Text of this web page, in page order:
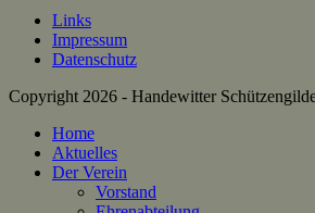
Links
Impressum
Datenschutz
Copyright 2026 - Handewitter
Home
Aktuelles
Der Verein
Vorstand